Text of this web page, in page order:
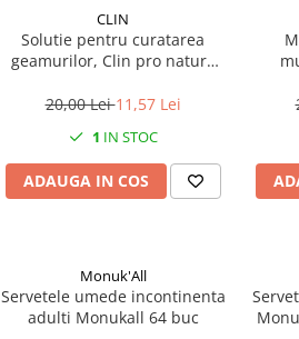
CLIN
Solutie pentru curatarea
geamurilor, Clin pro nature
20,00 Lei11,57 Lei
1 IN STOC
ADAUGA IN COS
Monuk'All
Servetele umede incontinenta
adulti Monukall 64 buc